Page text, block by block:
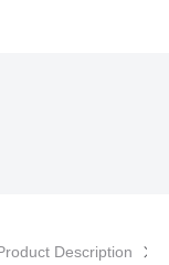
Description